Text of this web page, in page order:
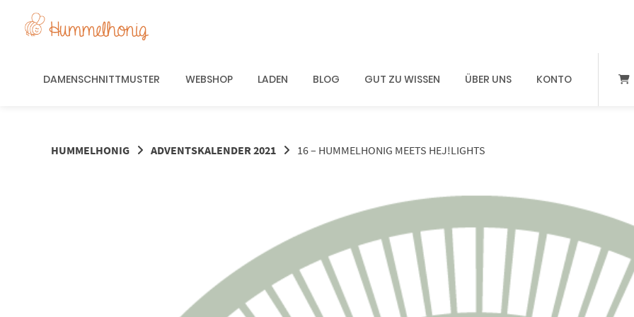
DAMENSCHNITTMUSTER WEBSHOP LADEN BLOG GUT ZU WISSEN ÜBER UNS KONTO
HUMMELHONIG ADVENTSKALENDER 2021 16 – HUMMELHONIG MEETS HEJ!LIGHTS